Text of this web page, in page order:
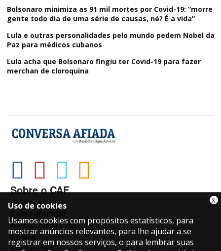
Bolsonaro minimiza as 91 mil mortes por Covid-19: “morre
gente todo dia de uma série de causas, né? É a vida”
Lula e outras personalidades pelo mundo pedem Nobel da
Paz para médicos cubanos
Lula acha que Bolsonaro fingiu ter Covid-19 para fazer
merchan de cloroquina
Sobre o CAF
Palestras
Fale conosco
Links
X
Uso de cookies
Usamos cookies com propósitos estatísticos, para
mostrar anúncios relevantes, para lhe ajudar a se
registrar em nossos serviços, o para lembrar suas